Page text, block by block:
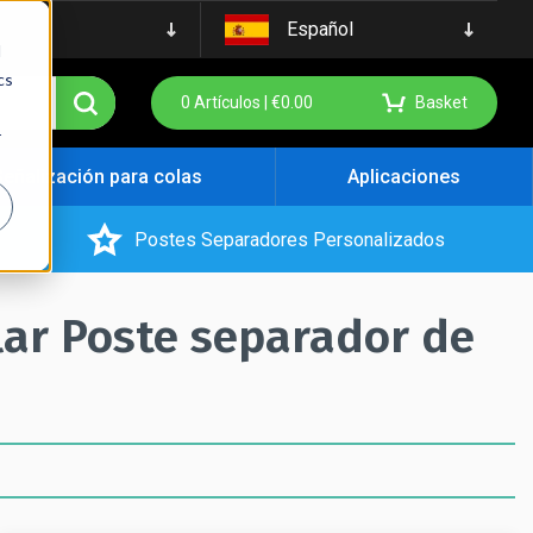
Español
0 Artículos | €0.00 Basket
para colas Aplicaciones
Postes Separadores Personalizados
Poste separador de